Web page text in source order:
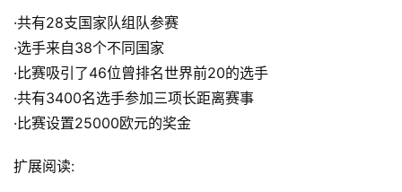
选
运
动
集
·共有28支国家队组队参赛
·选手来自38个不同国家
·比赛吸引了46位曾排名世界前20的选手
·共有3400名选手参加三项长距离赛事
·比赛设置25000欧元的奖金
扩展阅读: